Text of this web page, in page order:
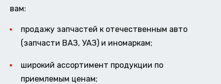
вам:
продажу запчастей к отечественным авто
(запчасти ВАЗ, УАЗ) и иномаркам;
широкий ассортимент продукции по
приемлемым ценам;